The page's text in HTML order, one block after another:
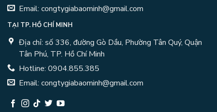
Email: congtygiabaominh@gmail.com
TẠI TP. HỒ CHÍ MINH
Địa chỉ: số 336, đường Gò Dầu, Phường Tân Quý, Quận
Tân Phú, TP. Hồ Chí Minh
Hotline: 0904.855.385
Email: congtygiabaominh@gmail.com